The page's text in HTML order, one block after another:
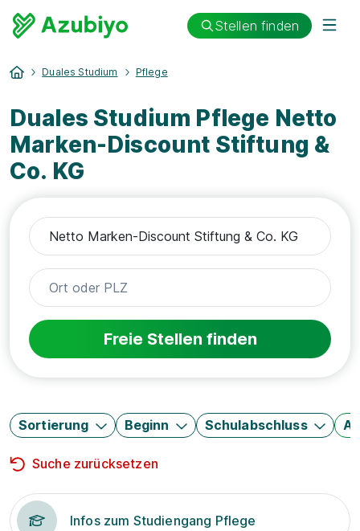
Stellen finden
Duales Studium Pflege
Duales Studium Pflege Netto
Marken-Discount Stiftung &
Co. KG
Freie Stellen finden
Sortierung Beginn Schulabschluss
Suche zurücksetzen
Infos zum Studiengang Pflege